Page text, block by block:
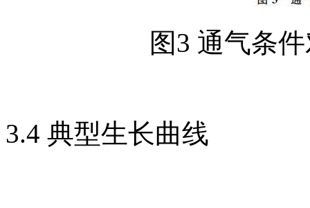
图3 通气条
3.4 典型生长曲线